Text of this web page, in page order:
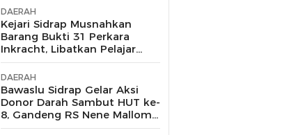
DAERAH
Kejari Sidrap Musnahkan
Barang Bukti 31 Perkara
Inkracht, Libatkan Pelajar
untuk Edukasi Bahaya
Narkoba
DAERAH
Bawaslu Sidrap Gelar Aksi
Donor Darah Sambut HUT ke-
8, Gandeng RS Nene Mallomo
dan Polres